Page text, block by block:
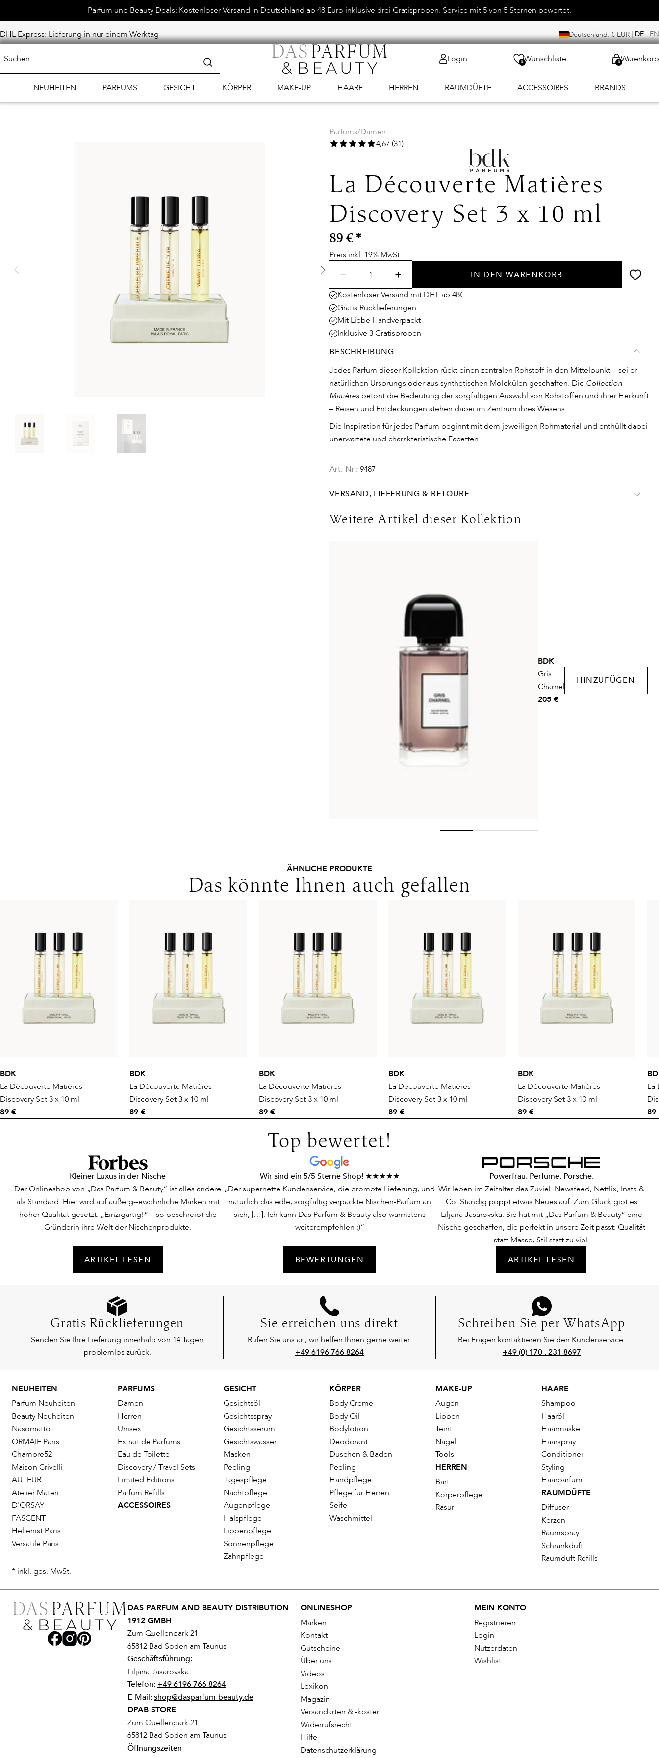
Parfum und Beauty Deals: Kostenloser Versand in Deutschland ab 48 Euro inklusive drei Gratisproben. Service mit 5 von 5 Sternen bewertet.
DHL Express: Lieferung in nur einem Werktag Deutschland, € EUR | DE | EN
Login 0Wunschliste 0Warenkorb
NEUHEITEN PARFUMS GESICHT KÖRPER MAKE-UP HAARE HERREN RAUMDÜFTE ACCESSOIRES BRANDS
Parfums/Damen
4,67 (31)
La Découverte Matières
Discovery Set 3 x 10 ml
89 € *
Preis inkl. 19% MwSt.
IN DEN WARENKORB
Kostenloser Versand mit DHL ab 48€
Gratis Rücklieferungen
Mit Liebe Handverpackt
Inklusive 3 Gratisproben
BESCHREIBUNG
Jedes Parfum dieser Kollektion rückt einen zentralen Rohstoff in den Mittelpunkt – sei er
natürlichen Ursprungs oder aus synthetischen Molekülen geschaffen. Die Collection
Matières betont die Bedeutung der sorgfältigen Auswahl von Rohstoffen und ihrer Herkunft
– Reisen und Entdeckungen stehen dabei im Zentrum ihres Wesens.
Die Inspiration für jedes Parfum beginnt mit dem jeweiligen Rohmaterial und enthüllt dabei
unerwartete und charakteristische Facetten.
Art.-Nr.: 9487
VERSAND, LIEFERUNG & RETOURE
Lieferinformationen für Deutschland:
Weitere Artikel dieser Kollektion
BDK
Gris
Charnel
205 €
HINZUFÜGEN
ÄHNLICHE PRODUKTE
Das könnte Ihnen auch gefallen
BDK
La Découverte Matières
Discovery Set 3 x 10 ml
89 €
BDK
La Découverte Matières
Discovery Set 3 x 10 ml
89 €
BDK
La Découverte Matières
Discovery Set 3 x 10 ml
89 €
BDK
La Découverte Matières
Discovery Set 3 x 10 ml
89 €
BDK
La Découverte Matières
Discovery Set 3 x 10 ml
89 €
La
89
Top bewertet!
Kleiner Luxus in der Nische
Der Onlineshop von „Das Parfum & Beauty“ ist alles andere
als Standard. Hier wird auf außerg--ewöhnliche Marken mit
hoher Qualität gesetzt. „Einzigartig!“ – so beschreibt die
Gründerin ihre Welt der Nischenprodukte.
ARTIKEL LESEN
Wir sind ein 5/5 Sterne Shop! ★★★★★
„Der supernette Kundenservice, die prompte Lieferung, und
natürlich das edle, sorgfältig verpackte Nischen-Parfum an
sich, […]. Ich kann Das Parfum & Beauty also wärmstens
weiterempfehlen :)“
BEWERTUNGEN
Powerfrau. Perfume. Porsche.
Wir leben im Zeitalter des Zuviel. Newsfeed, Netflix, Insta &
Co: Ständig poppt etwas Neues auf. Zum Glück gibt es
Liljana Jasarovska. Sie hat mit „Das Parfum & Beauty“ eine
Nische geschaffen, die perfekt in unsere Zeit passt: Qualität
statt Masse, Stil statt zu viel.
ARTIKEL LESEN
Gratis Rücklieferungen
Senden Sie Ihre Lieferung innerhalb von 14 Tagen
problemlos zurück.
Sie erreichen uns direkt
Rufen Sie uns an, wir helfen Ihnen gerne weiter.
+49 6196 766 8264
Schreiben Sie per WhatsApp
Bei Fragen kontaktieren Sie den Kundenservice.
+49 (0) 170 . 231 8697
NEUHEITEN
Parfum Neuheiten
Beauty Neuheiten
Nasomatto
ORMAIE Paris
Chambre52
Maison Crivelli
AUTEUR
Atelier Materi
D'ORSAY
FASCENT
Hellenist Paris
Versatile Paris
PARFUMS
Damen
Herren
Unisex
Extrait de Parfums
Eau de Toilette
Discovery / Travel Sets
Limited Editions
Parfum Refills
ACCESSOIRES
GESICHT
Gesichtsöl
Gesichtsspray
Gesichtsserum
Gesichtswasser
Masken
Peeling
Tagespflege
Nachtpflege
Augenpflege
Halspflege
Lippenpflege
Sonnenpflege
Zahnpflege
KÖRPER
Body Creme
Body Oil
Bodylotion
Deodorant
Duschen & Baden
Peeling
Handpflege
Pflege für Herren
Seife
Waschmittel
MAKE-UP
Augen
Lippen
Teint
Nägel
Tools
HERREN
Bart
Körperpflege
Rasur
HAARE
Shampoo
Haaröl
Haarmaske
Haarspray
Conditioner
Styling
Haarparfum
RAUMDÜFTE
Diffuser
Kerzen
Raumspray
Schrankduft
Raumduft Refills
* inkl. ges. MwSt.
DAS PARFUM AND BEAUTY DISTRIBUTION
1912 GMBH
Zum Quellenpark 21
65812 Bad Soden am Taunus
Geschäftsführung:
Liljana Jasarovska
Telefon: +49 6196 766 8264
E-Mail:shop@dasparfum-beauty.de
DPAB STORE
Zum Quellenpark 21
65812 Bad Soden am Taunus
Öffnungszeiten
ONLINESHOP
Marken
Kontakt
Gutscheine
Über uns
Videos
Lexikon
Magazin
Versandarten & -kosten
Widerrufsrecht
Hilfe
Datenschutzerklärung
MEIN KONTO
Registrieren
Login
Nutzerdaten
Wishlist